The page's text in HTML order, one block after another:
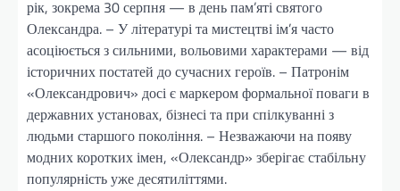
рік, зокрема 30 серпня — в день пам’яті святого
Олександра. – У літературі та мистецтві ім’я часто
асоціюється з сильними, вольовими характерами — від
історичних постатей до сучасних героїв. – Патронім
«Олександрович» досі є маркером формальної поваги в
державних установах, бізнесі та при спілкуванні з
людьми старшого покоління. – Незважаючи на появу
модних коротких імен, «Олександр» зберігає стабільну
популярність уже десятиліттями.